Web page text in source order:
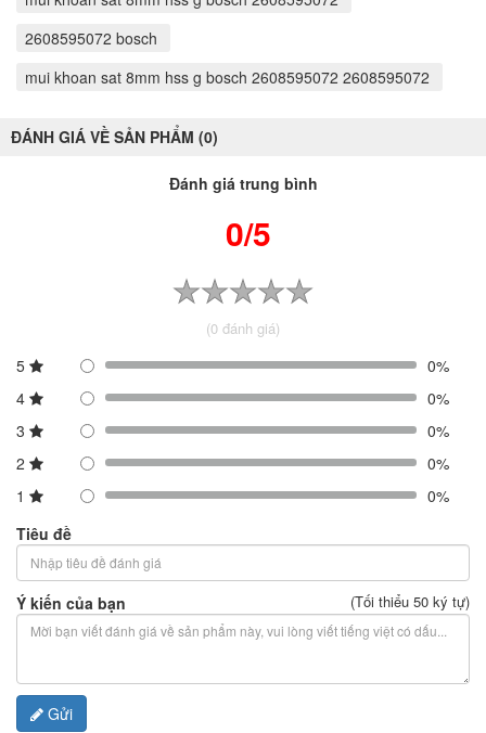
2608595072 bosch
mui khoan sat 8mm hss g bosch 2608595072 2608595072
ĐÁNH GIÁ VỀ SẢN PHẨM (0)
Đánh giá trung bình
0/5
(0 đánh giá)
5
0%
4
0%
3
0%
2
0%
1
0%
Tiêu đề
Ý kiến của bạn (Tối thiểu 50 ký tự)
Gửi